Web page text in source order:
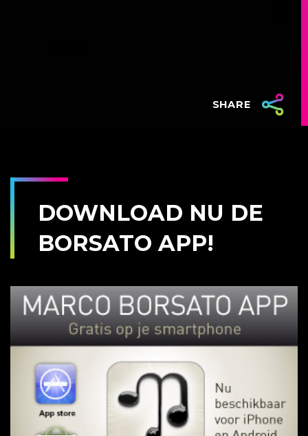
SHARE
DOWNLOAD NU DE
BORSATO APP!